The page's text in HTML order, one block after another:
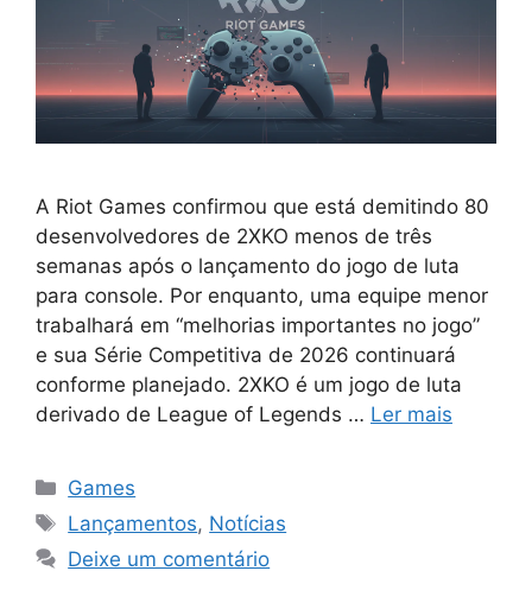
A Riot Games confirmou que está demitindo 80
desenvolvedores de 2XKO menos de três
semanas após o lançamento do jogo de luta
para console. Por enquanto, uma equipe menor
trabalhará em “melhorias importantes no jogo”
e sua Série Competitiva de 2026 continuará
conforme planejado. 2XKO é um jogo de luta
derivado de League of Legends … Ler mais
Categorias
Games
Tags
Lançamentos, Notícias
Deixe um comentário